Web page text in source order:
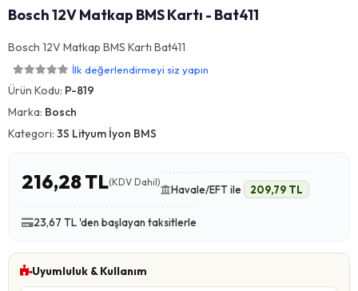
Bosch 12V Matkap BMS Kartı - Bat411
Bosch 12V Matkap BMS Kartı Bat411
İlk değerlendirmeyi siz yapın
Ürün Kodu: P-819
Marka: Bosch
Kategori: 3S Lityum İyon BMS
216,28 TL(KDV Dahil)
Havale/EFT ile 209,79 TL
23,67 TL 'den başlayan taksitlerle
Uyumluluk & Kullanım